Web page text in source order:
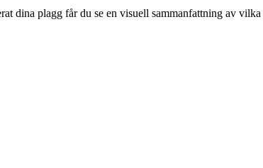
dina plagg får du se en visuell sammanfattning av